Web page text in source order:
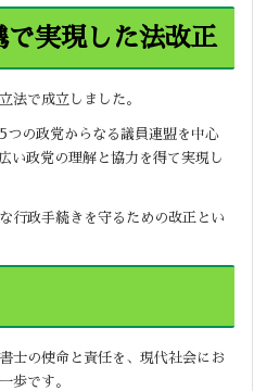
実現した法改正
法で成立しました。
つの政党からなる議員連盟を中心
い政党の理解と協力を得て実現し
行政手続きを守るための改正とい
士の使命と責任を、現代社会にお
歩です。